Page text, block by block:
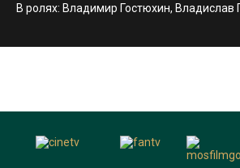
В ролях: Владимир Гостюхин, Владислав